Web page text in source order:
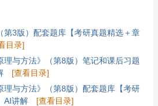
第3版）配套题库【考研真题精选＋章
目录]
与方法》（第8版）笔记和课后习题
[查看目录]
与方法》（第8版）配套题库【考研
AI讲解
[查看目录]